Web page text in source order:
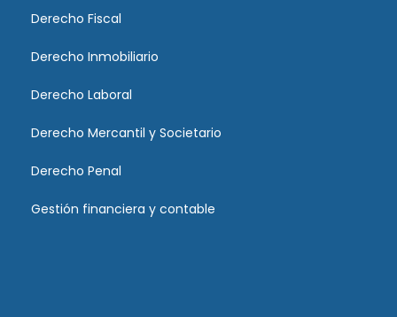
Derecho Fiscal
Derecho Inmobiliario
Derecho Laboral
Derecho Mercantil y Societario
Derecho Penal
Gestión financiera y contable